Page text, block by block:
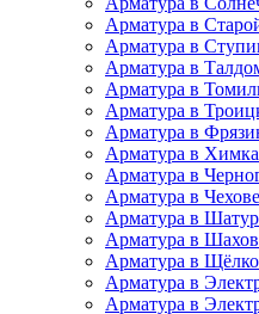
Арматура в
Арматура в
Арматура в
Арматура в
Арматура в
Арматура в
Арматура в
Арматура в
Арматура в Чехове
Арматура в
Арматура в
Арматура в
Арматура в
Арматура в